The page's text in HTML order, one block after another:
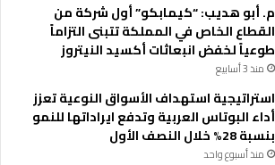
م. أبو هديب: “كيمابكو” أول شركة من
القطاع الخاص في المملكة تتبنى التزاماً
طوعياً لخفض انبعاثات أكسيد النيتروز
منذ 3 أسابيع
استراتيجية استهداف الأسواق النوعية تعزز
أداء البوتاس العربية وتدفع ايراداتها للنمو
بنسبة 28% خلال النصف الأول
منذ أسبوع واحد